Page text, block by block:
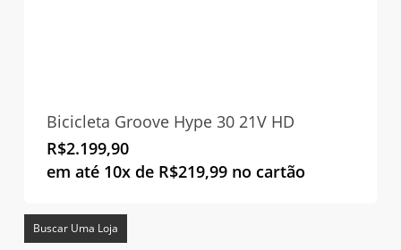
Bicicleta Groove Hype 30 21V HD
R$2.199,90
em até 10x de R$219,99 no cartão
Buscar Uma Loja